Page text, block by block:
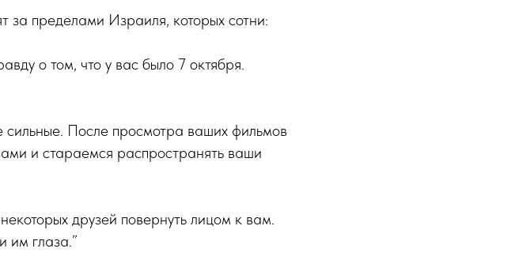
за пределами Израиля, которых сотни:
о том, что у вас было 7 октября.
После просмотра ваших фильмов
и стараемся распространять ваши
друзей повернуть лицом к вам.
им глаза.”